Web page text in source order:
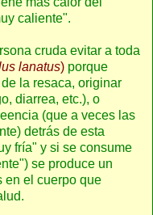
caliente".
cruda evitar a toda
lanatus) porque
la resaca, originar
diarrea, etc.), o
(que a veces las
detrás de esta
fría" y si se consume
se produce un
en el cuerpo que